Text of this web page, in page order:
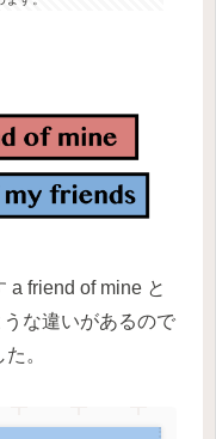
a friend of mine と
な違いがあるので
。